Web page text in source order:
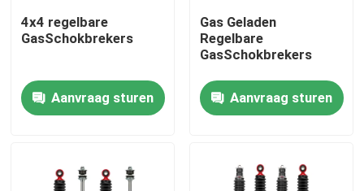
Producten
Video's
4x4 regelbare
GasSchokbrekers
Aanvraag sturen
Gas Geladen
Regelbare
GasSchokbrekers
Aanvraag sturen